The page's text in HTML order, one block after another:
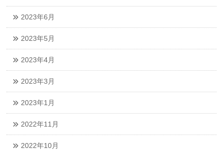
2023年6月
2023年5月
2023年4月
2023年3月
2023年1月
2022年11月
2022年10月